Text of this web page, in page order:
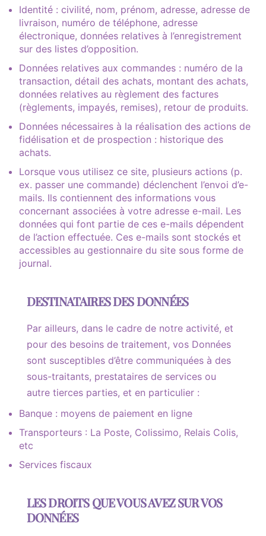
Identité : civilité, nom, prénom, adresse, adresse de
livraison, numéro de téléphone, adresse
électronique, données relatives à l’enregistrement
sur des listes d’opposition.
Données relatives aux commandes : numéro de la
transaction, détail des achats, montant des achats,
données relatives au règlement des factures
(règlements, impayés, remises), retour de produits.
Données nécessaires à la réalisation des actions de
fidélisation et de prospection : historique des
achats.
Lorsque vous utilisez ce site, plusieurs actions (p.
ex. passer une commande) déclenchent l’envoi d’e-
mails. Ils contiennent des informations vous
concernant associées à votre adresse e-mail. Les
données qui font partie de ces e-mails dépendent
de l’action effectuée. Ces e-mails sont stockés et
accessibles au gestionnaire du site sous forme de
journal.
DESTINATAIRES DES DONNÉES
Par ailleurs, dans le cadre de notre activité, et
pour des besoins de traitement, vos Données
sont susceptibles d’être communiquées à des
sous-traitants, prestataires de services ou
autre tierces parties, et en particulier :
Banque : moyens de paiement en ligne
Transporteurs : La Poste, Colissimo, Relais Colis,
etc
Services fiscaux
LES DROITS QUE VOUS AVEZ SUR VOS
DONNÉES